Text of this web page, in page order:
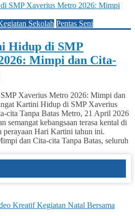
Sekolah Pentas Seni
Hidup di SMP
Mimpi dan Cita-
Xaverius Metro 2026: Mimpi dan
Kartini Hidup di SMP Xaverius
cita Tanpa Batas Metro, 21 April 2026
semangat kebangsaan terasa kental di
perayaan Hari Kartini tahun ini.
dan Cita-cita Tanpa Batas, seluruh